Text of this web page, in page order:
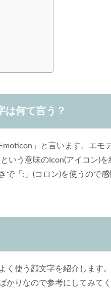
は何て言う？
」と言います。エモ
いう意味のIcon(アイコン)
で「:」(コロン)を使うので
く使う顔文字を紹介します
かりなので参考にしてみてく